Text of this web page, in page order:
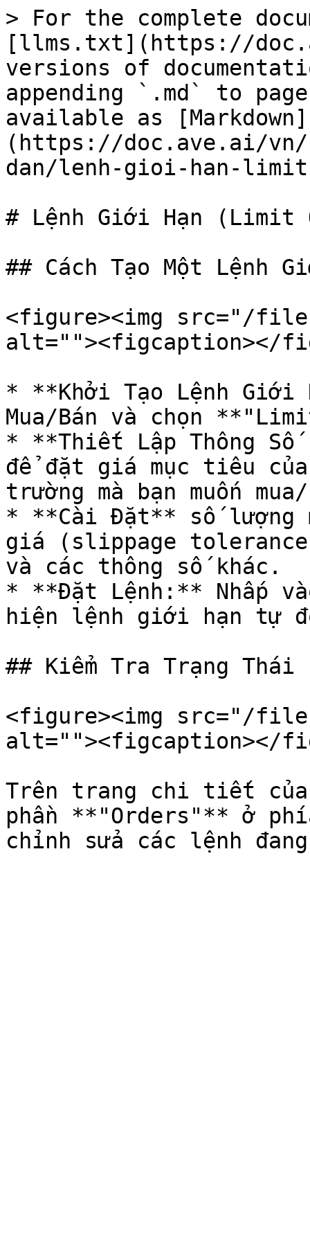
> For the complete
[llms.txt](https://
versions of
appending `.md` to
available as [Markdown]
(https://doc.ave.ai/vn/
dan/lenh-gioi-han-
# Lệnh Giới Hạn (Limit
## Cách Tạo Một Lệnh
<figure><img src="/
alt=""><figcaption></
* **Khởi Tạo Lệnh Giới
Mua/Bán và chọn
* **Thiết Lập Thông
để đặt giá mục tiêu
trường mà bạn muốn
* **Cài Đặt** số lượng
giá (slippage
và các thông số khác.
* **Đặt Lệnh:** Nhấp
hiện lệnh giới hạn tự
## Kiểm Tra Trạng Thái
<figure><img src="/files/
alt=""><figcaption></
Trên trang chi tiết của
phần **"Orders"** ở